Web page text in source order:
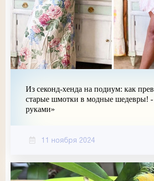
Из секонд-хенда на подиум: как
старые шмотки в модные шедевры!
руками»
11 ноября 2024